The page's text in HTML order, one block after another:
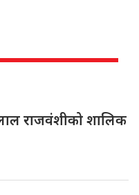
राजवंशीको शालिक